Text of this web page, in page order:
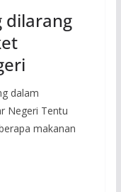
dilarang
dalam
Negeri Tentu
makanan